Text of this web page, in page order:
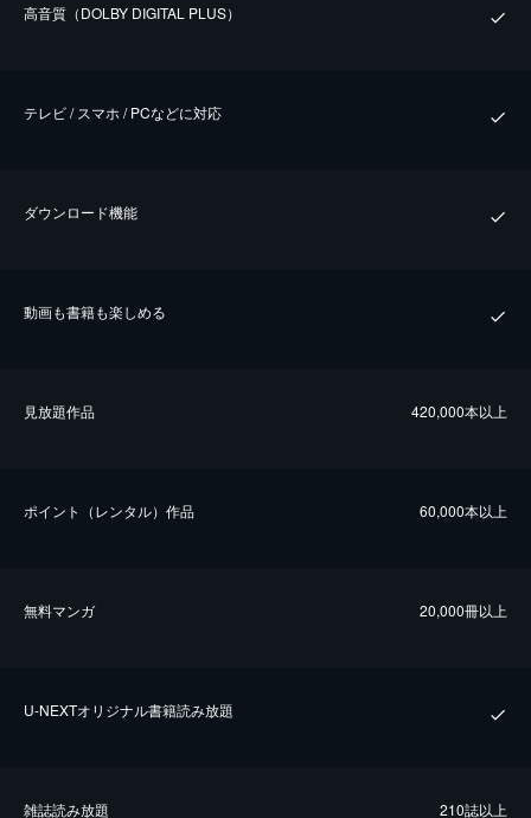
⾼⾳質（DOLBY DIGITAL PLUS）
テレビ / スマホ / PCなどに対応
ダウンロード機能
動画も書籍も楽しめる
⾒放題作品 420,000本以上
ポイント（レンタル）作品 60,000本以上
無料マンガ 20,000冊以上
U-NEXTオリジナル書籍読み放題
雑誌読み放題 210誌以上